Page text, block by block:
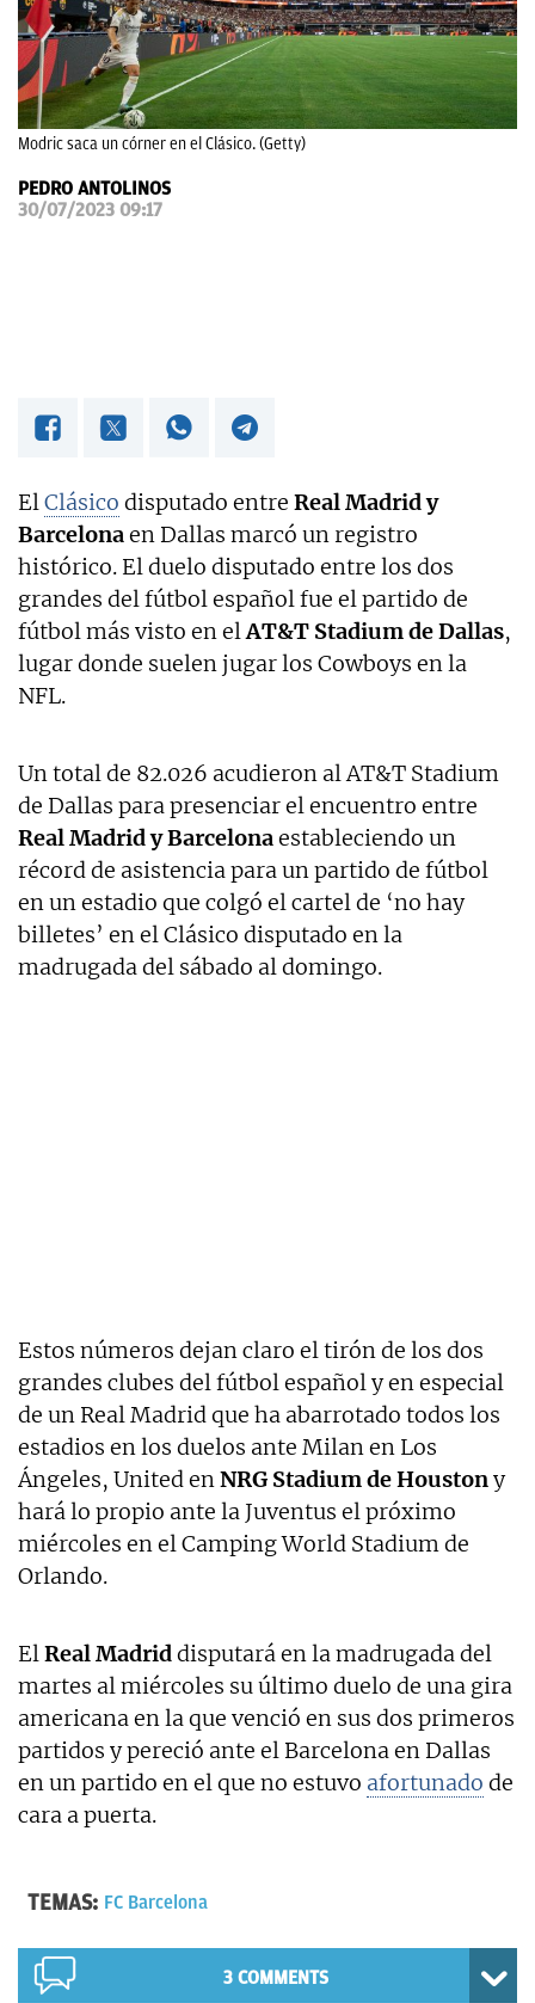
OKDIARIO
Modric saca un córner en el Clásico. (Getty)
PEDRO ANTOLINOS
30/07/2023 09:17
ElClásico disputado entre Real Madrid y
Barcelonaen Dallas marcó un registro
histórico. El duelo disputado entre los dos
grandes del fútbol español fue el partido de
fútbol más visto en elAT&T Stadium de Dallas,
lugar donde suelen jugar los Cowboys en la
NFL.
Un total de 82.026 acudieron al AT&T Stadium
de Dallas para presenciar el encuentro entre
Real Madrid y Barcelonaestableciendo un
récord de asistencia para un partido de fútbol
en un estadio que colgó el cartel de ‘no hay
billetes’ en el Clásico disputado en la
madrugada del sábado al domingo.
Estos números dejan claro el tirón de los dos
grandes clubes del fútbol español y en especial
de un Real Madrid que ha abarrotado todos los
estadios en los duelos ante Milan en Los
Ángeles, United enNRG Stadium de Houstony
hará lo propio ante la Juventus el próximo
miércoles en el Camping World Stadium de
Orlando.
ElReal Madriddisputará en la madrugada del
martes al miércoles su último duelo de una gira
americana en la que venció en sus dos primeros
partidos y pereció ante el Barcelona en Dallas
en un partido en el que no estuvo afortunado de
cara a puerta.
TEMAS: FC Barcelona
3 COMMENTS